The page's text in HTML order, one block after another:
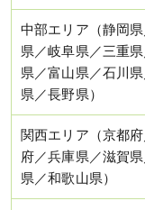
中部エリア（静岡
県／岐阜県／三重
県／富山県／石川
県／長野県）
関西エリア（京都
府／兵庫県／滋賀
県／和歌山県）